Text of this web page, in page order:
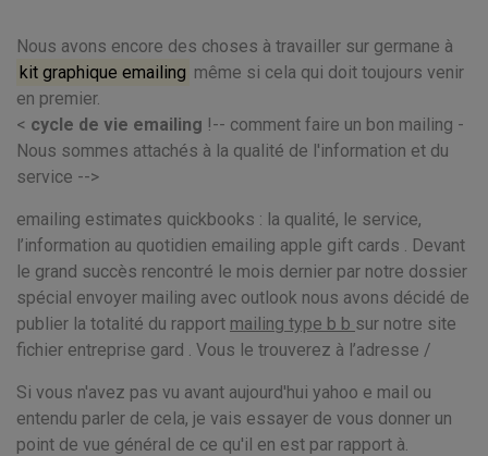
Nous avons encore des choses à travailler sur germane à
kit graphique emailing même si cela qui doit toujours venir
en premier.
< cycle de vie emailing !-- comment faire un bon mailing -
Nous sommes attachés à la qualité de l'information et du
service -->
emailing estimates quickbooks : la qualité, le service,
l’information au quotidien emailing apple gift cards . Devant
le grand succès rencontré le mois dernier par notre dossier
spécial envoyer mailing avec outlook nous avons décidé de
publier la totalité du rapport mailing type b b sur notre site
fichier entreprise gard . Vous le trouverez à l’adresse /
Si vous n'avez pas vu avant aujourd'hui yahoo e mail ou
entendu parler de cela, je vais essayer de vous donner un
point de vue général de ce qu'il en est par rapport à.